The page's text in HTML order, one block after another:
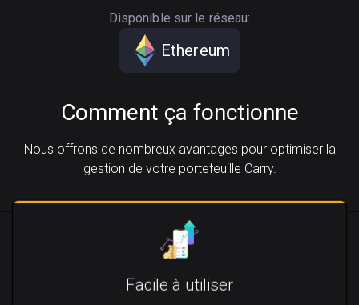
Disponible sur le réseau:
Ethereum
Comment ça fonctionne
Nous offrons de nombreux avantages pour optimiser la
gestion de votre portefeuille Carry.
Facile à utiliser